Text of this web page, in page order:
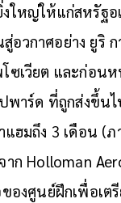
ใหญ่ให้แก่สหรัฐ
วกาศอย่าง ยูริ
ซเวียต และก่อน
พาร์ด ที่ถูกส่งขึ้น
แฮมถึง 3 เดือน (
าก Holloman
องศูนย์ฝึกเพื่อเต